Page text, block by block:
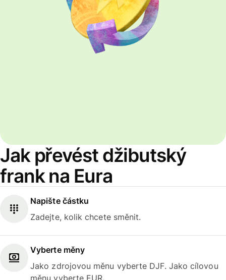
Jak převést džibutský
frank na Eura
Napište částku
Zadejte, kolik chcete směnit.
Vyberte měny
Jako zdrojovou měnu vyberte DJF. Jako cílovou